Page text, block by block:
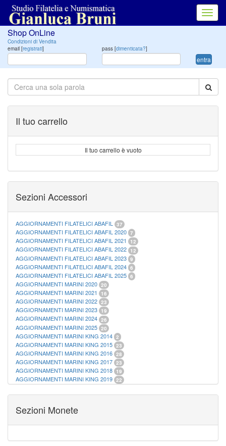
Shop OnLine
Condizioni di Vendita
email [registrati] pass [dimenticata?]
entra
Il tuo carrello
Il tuo carrello è vuoto
Sezioni Accessori
AGGIORNAMENTI FILATELICI ABAFIL 37
AGGIORNAMENTI FILATELICI ABAFIL 2020 7
AGGIORNAMENTI FILATELICI ABAFIL 2021 12
AGGIORNAMENTI FILATELICI ABAFIL 2022 12
AGGIORNAMENTI FILATELICI ABAFIL 2023 9
AGGIORNAMENTI FILATELICI ABAFIL 2024 6
AGGIORNAMENTI FILATELICI ABAFIL 2025 6
AGGIORNAMENTI MARINI 2020 20
AGGIORNAMENTI MARINI 2021 16
AGGIORNAMENTI MARINI 2022 23
AGGIORNAMENTI MARINI 2023 19
AGGIORNAMENTI MARINI 2024 26
AGGIORNAMENTI MARINI 2025 20
AGGIORNAMENTI MARINI KING 2014 2
AGGIORNAMENTI MARINI KING 2015 23
AGGIORNAMENTI MARINI KING 2016 28
AGGIORNAMENTI MARINI KING 2017 23
AGGIORNAMENTI MARINI KING 2018 19
AGGIORNAMENTI MARINI KING 2019 22
ALBUM PER CARTAMONETA 1
CARTELLE FILATELICHE MARINI
21
FOGLI FILATELICI VATICANO 37
Sezioni Monete